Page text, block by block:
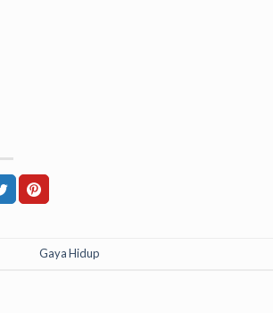
Gaya Hidup